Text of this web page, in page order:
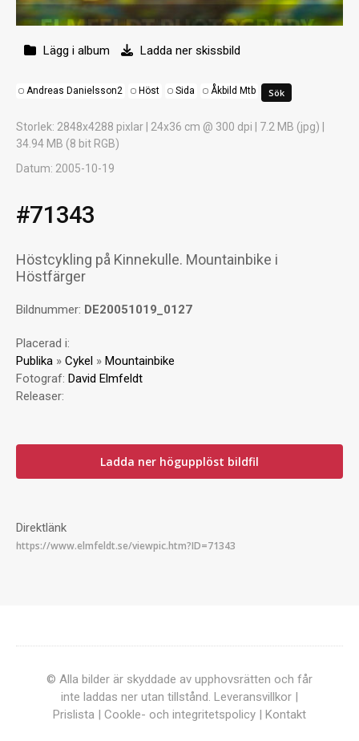
Lägg i album Ladda ner skissbild
Andreas Danielsson2 Höst Sida Åkbild Mtb
Storlek: 2848x4288 pixlar | 24x36 cm @ 300 dpi | 7.2 MB (jpg) |
34.94 MB (8 bit RGB)
Datum: 2005-10-19
#71343
Höstcykling på Kinnekulle. Mountainbike i
Höstfärger
Bildnummer: DE20051019_0127
Placerad i:
Publika » Cykel » Mountainbike
Fotograf: David Elmfeldt
Releaser:
Ladda ner högupplöst bildfil
Direktlänk
© Alla bilder är skyddade av upphovsrätten och får
inte laddas ner utan tillstånd. Leveransvillkor |
Prislista | Cookle- och integritetspolicy | Kontakt